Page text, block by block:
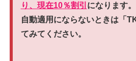
り、現在10％割引 になります。
自動適用にならないときは「
てみてください。